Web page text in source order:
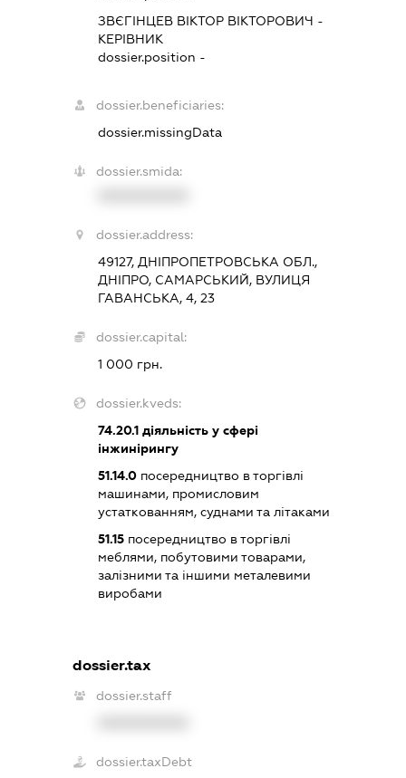
ЗВЄГІНЦЕВ ВІКТОР ВІКТОРОВИЧ -
КЕРІВНИК
dossier.position -
dossier.beneficiaries:
dossier.missingData
dossier.smida:
dossier.address:
49127, ДНІПРОПЕТРОВСЬКА ОБЛ.,
ДНІПРО, САМАРСЬКИЙ, ВУЛИЦЯ
ГАВАНСЬКА, 4, 23
dossier.capital:
1 000 грн.
dossier.kveds:
74.20.1діяльність у сфері
інжинірингу
51.14.0посередництво в торгівлі
машинами, промисловим
устаткованням, суднами та літаками
51.15посередництво в торгівлі
меблями, побутовими товарами,
залізними та іншими металевими
виробами
dossier.tax
dossier.staff
dossier.taxDebt